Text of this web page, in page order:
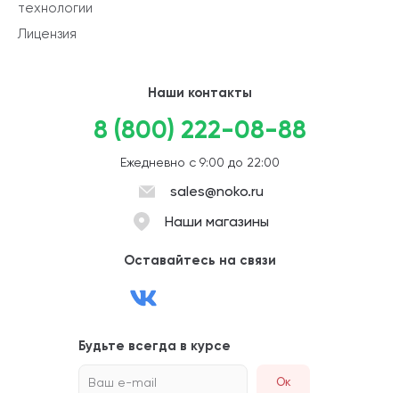
технологии
Лицензия
Наши контакты
8 (800) 222-08-88
Ежедневно с 9:00 до 22:00
sales@noko.ru
Наши магазины
Оставайтесь на связи
Будьте всегда в курсе
Ваш e-mail